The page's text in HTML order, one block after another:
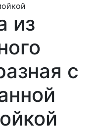
из
с